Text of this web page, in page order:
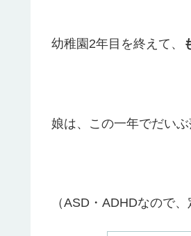
幼稚園2年目を終えて、
娘は、この一年でだい
（ASD・ADHDなので